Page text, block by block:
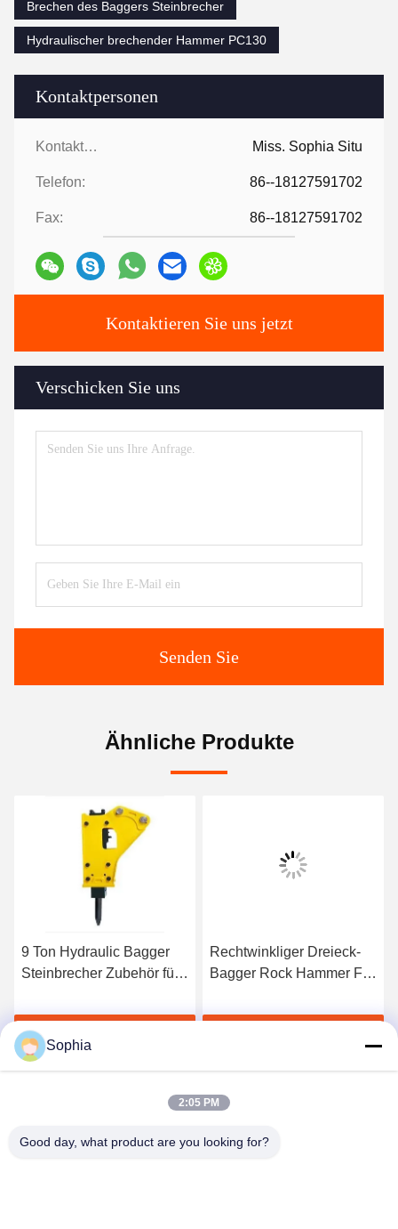
Kontaktpersonen
Kontaktpersonen: Miss. Sophia Situ
Telefon: 86--18127591702
Fax: 86--18127591702
Kontaktieren Sie uns jetzt
Verschicken Sie uns
Senden Sie
Brechen des Baggers Steinbrecher
Hydraulischer brechender Hammer PC130
Ähnliche Produkte
9 Ton Hydraulic Bagger
Steinbrecher Zubehör für
Erhalten Sie besten Preis
Rechtwinkliger Dreieck-
Bagger Rock Hammer For
Sophia
2:05 PM
Good day, what product are you looking for?